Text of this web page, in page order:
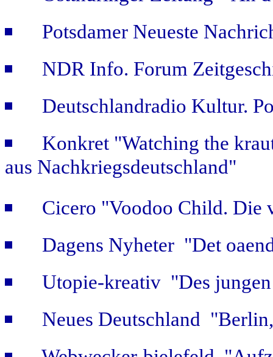
Potsdamer Neueste
NDR Info. Forum
Deutschlandradio Kultur.
Konkret "Watching the
aus Nachkriegsdeutschland"
Cicero "Voodoo Child. Die
Dagens Nyheter "Det
Utopie-kreativ "Des
Neues Deutschland